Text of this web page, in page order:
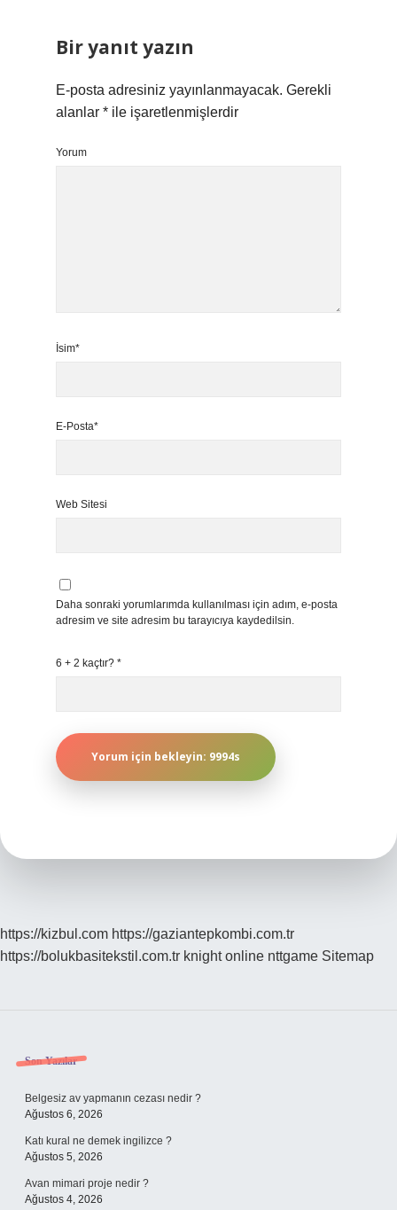
Bir yanıt yazın
E-posta adresiniz yayınlanmayacak. Gerekli
alanlar * ile işaretlenmişlerdir
Yorum
İsim*
E-Posta*
Web Sitesi
Daha sonraki yorumlarımda kullanılması için adım, e-posta
adresim ve site adresim bu tarayıcıya kaydedilsin.
6 + 2 kaçtır? *
https://kizbul.com https://gaziantepkombi.com.tr
https://bolukbasitekstil.com.tr knight online nttgame Sitemap
Sidebar
Son Yazılar
Belgesiz av yapmanın cezası nedir ?
Ağustos 6, 2026
Katı kural ne demek ingilizce ?
Ağustos 5, 2026
Avan mimari proje nedir ?
Ağustos 4, 2026